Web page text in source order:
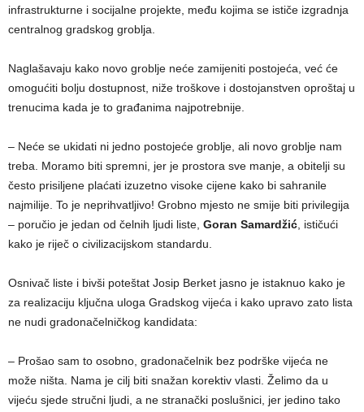
infrastrukturne i socijalne projekte, među kojima se ističe izgradnja
centralnog gradskog groblja.
Naglašavaju kako novo groblje neće zamijeniti postojeća, već će
omogućiti bolju dostupnost, niže troškove i dostojanstven oproštaj u
trenucima kada je to građanima najpotrebnije.
– Neće se ukidati ni jedno postojeće groblje, ali novo groblje nam
treba. Moramo biti spremni, jer je prostora sve manje, a obitelji su
često prisiljene plaćati izuzetno visoke cijene kako bi sahranile
najmilije. To je neprihvatljivo! Grobno mjesto ne smije biti privilegija
– poručio je jedan od čelnih ljudi liste, Goran Samardžić, ističući
kako je riječ o civilizacijskom standardu.
Osnivač liste i bivši poteštat Josip Berket jasno je istaknuo kako je
za realizaciju ključna uloga Gradskog vijeća i kako upravo zato lista
ne nudi gradonačelničkog kandidata:
– Prošao sam to osobno, gradonačelnik bez podrške vijeća ne
može ništa. Nama je cilj biti snažan korektiv vlasti. Želimo da u
vijeću sjede stručni ljudi, a ne stranački poslušnici, jer jedino tako